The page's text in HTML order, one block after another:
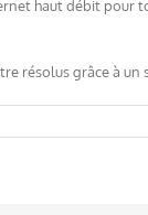
haut débit pour
résolus grâce à